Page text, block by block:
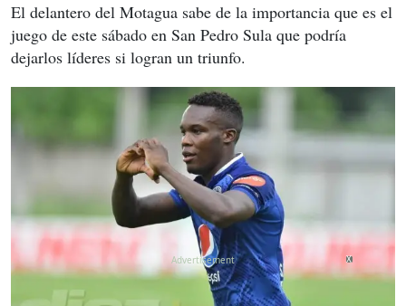
El delantero del Motagua sabe de la importancia que es el
juego de este sábado en San Pedro Sula que podría
dejarlos líderes si logran un triunfo.
X